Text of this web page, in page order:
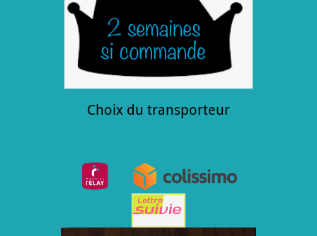
Choix du transporteur